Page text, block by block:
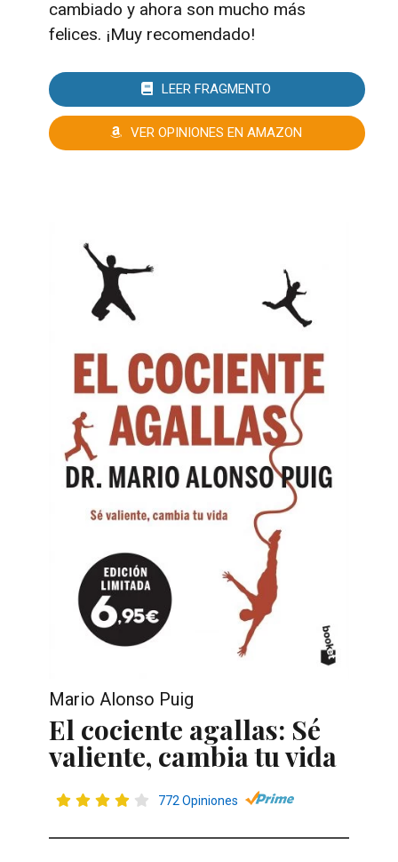
cambiado y ahora son mucho más
felices. ¡Muy recomendado!
LEER FRAGMENTO
VER OPINIONES EN AMAZON
Mario Alonso Puig
El cociente agallas: Sé
valiente, cambia tu vida
772 Opiniones